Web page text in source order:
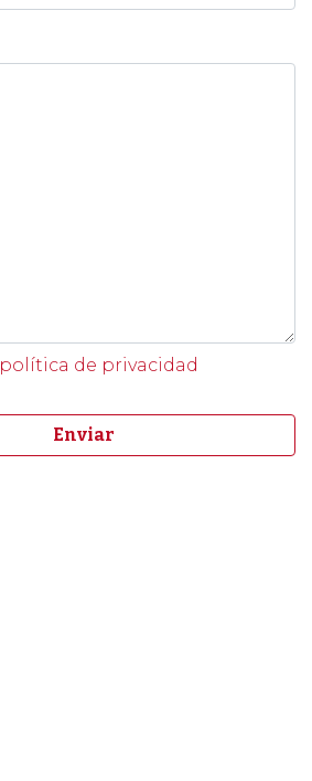
política de privacidad